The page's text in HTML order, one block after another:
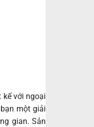
với ngoại
một giải
gian. Sản